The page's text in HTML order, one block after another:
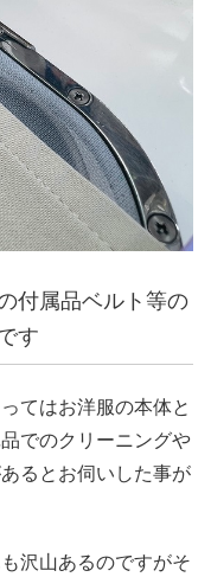
付属品ベルト等の
す
てはお洋服の本体と
でのクリーニングや
るとお伺いした事が
沢山あるのですがそ